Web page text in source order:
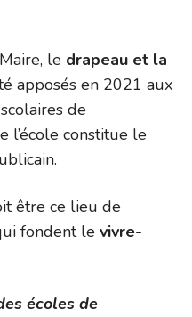
le drapeau et la
apposés en 2021 aux
de
l’école constitue le
être ce lieu de
fondent le vivre-
écoles de